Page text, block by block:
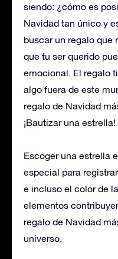
siendo: ¿cómo es
Navidad tan único y
buscar un regalo que
que tu ser querido
emocional. El regalo
algo fuera de este
regalo de Navidad
¡Bautizar una estrella!
Escoger una estrella
especial para
e incluso el color de
elementos
regalo de Navidad
universo.